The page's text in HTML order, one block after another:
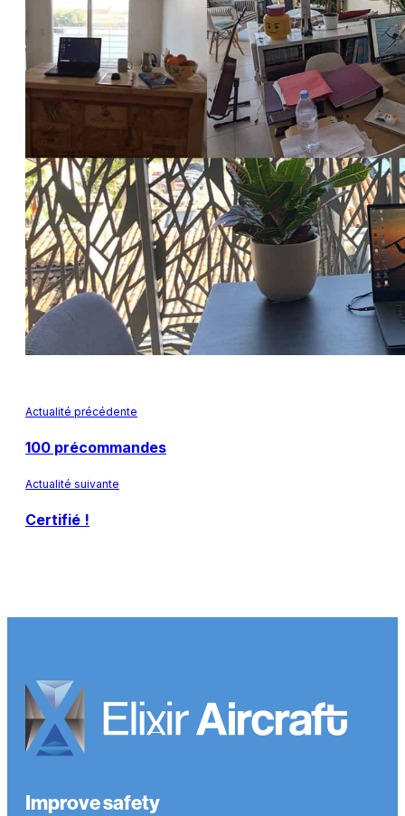
Actualité précédente
100 précommandes
Actualité suivante
Certifié !
Improve safety